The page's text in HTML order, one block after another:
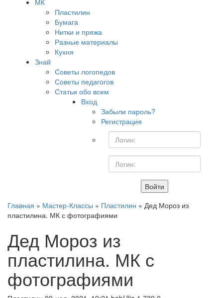
Пластилин
Бумага
Нитки и пряжа
Разные материалы
Кухня
Знай
Советы логопедов
Советы педагогов
Статьи обо всем
Вход
Забыли пароль?
Регистрация
Войти
Главная » Мастер-Классы » Пластилин » Дед Мороз из
пластилина. МК с фотографиями
Дед Мороз из
пластилина. МК с
фотографиями